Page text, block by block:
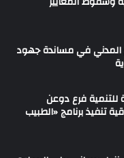
في مساندة جهود
للتنمية فرع دوعن
تنفيذ برنامج «الطبيب